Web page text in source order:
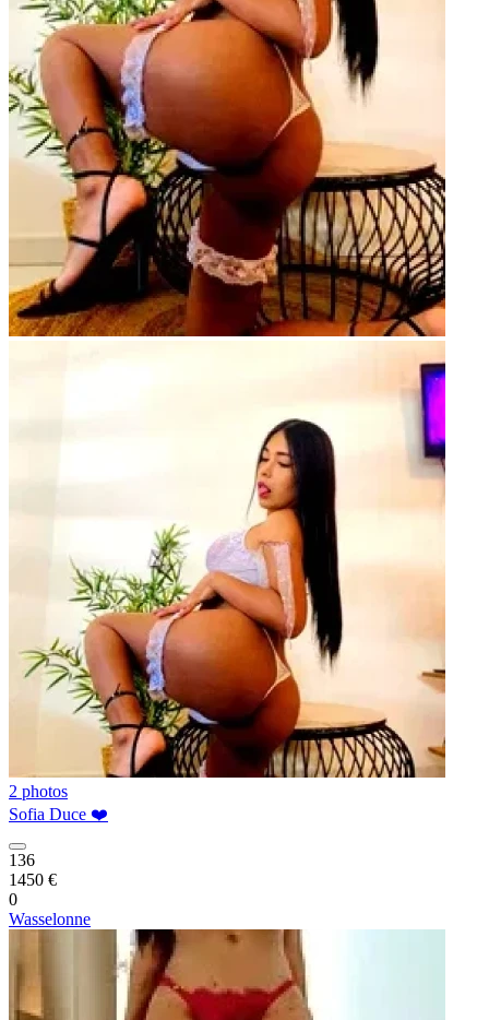
2 photos
Sofia Duce ❤️
136
1450 €
0
Wasselonne